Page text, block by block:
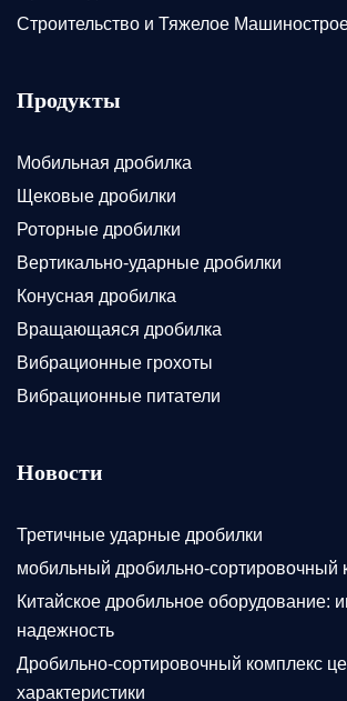
Строительство и Тяжелое
Продукты
Мобильная дробилка
Щековые дробилки
Роторные дробилки
Вертикально-ударные дробилки
Конусная дробилка
Вращающаяся дробилка
Вибрационные грохоты
Вибрационные питатели
Новости
Третичные ударные дробилки
мобильный дробильно-сортировочный
Китайское дробильное оборудование:
надежность
Дробильно-сортировочный комплекс
характеристики